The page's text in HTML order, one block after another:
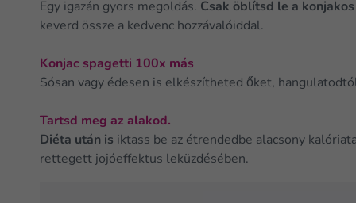
Egy igazán gyors megoldás. Csak öblítsd le a
keverd össze a kedvenc hozzávalóiddal.
Konjac spagetti 100x más
Sósan vagy édesen is elkészítheted őket,
Tartsd meg az alakod.
Diéta után is iktass be az étrendedbe alacsony
rettegett jojóeffektus leküzdésében.